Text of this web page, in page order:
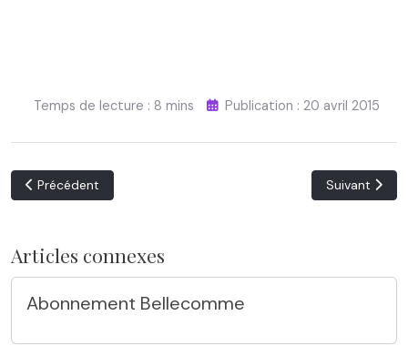
Temps de lecture : 8 mins Publication : 20 avril 2015
Article précédent : Pourquoi bios ?
Précédent Article
Suivant
Articles connexes
Abonnement Bellecomme